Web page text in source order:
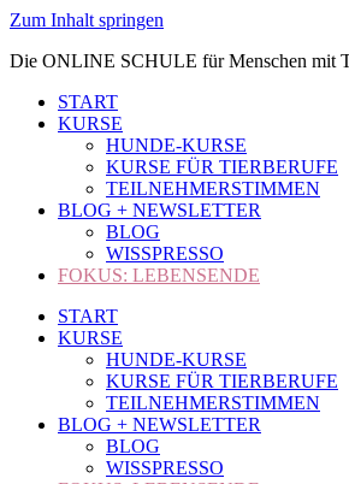
Zum Inhalt springen
Die ONLINE SCHULE für Menschen mit
START
KURSE
HUNDE-KURSE
KURSE FÜR TIERBERUFE
TEILNEHMERSTIMMEN
BLOG + NEWSLETTER
BLOG
WISSPRESSO
FOKUS: LEBENSENDE
START
KURSE
HUNDE-KURSE
KURSE FÜR TIERBERUFE
TEILNEHMERSTIMMEN
BLOG + NEWSLETTER
BLOG
WISSPRESSO